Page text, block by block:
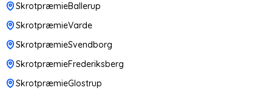
SkrotpræmieBallerup
SkrotpræmieVarde
SkrotpræmieSvendborg
SkrotpræmieFrederiksberg
SkrotpræmieGlostrup